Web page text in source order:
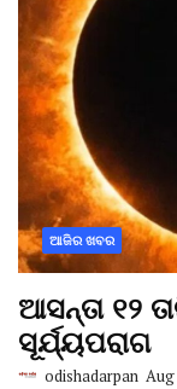
ଆଜିର ଖବର
ଆସନ୍ତା ୧୨
ସୂର୍ଯ୍ୟପରାଗ
odishadarpan Aug